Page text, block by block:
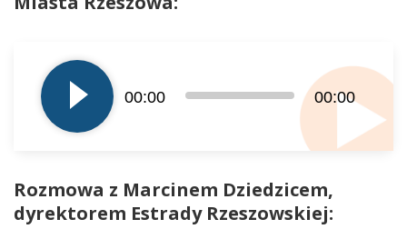
plików
dźwiękowych
00:00 00:00
Rozmowa z Marcinem Dziedzicem,
dyrektorem Estrady Rzeszowskiej: